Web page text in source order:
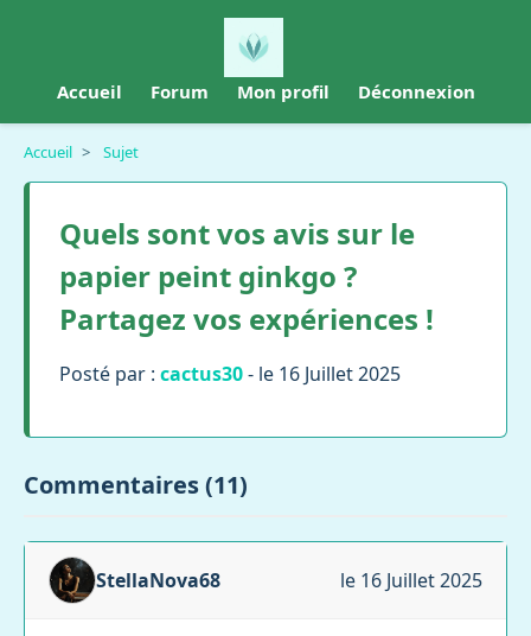
Accueil Forum Mon profil Déconnexion
Accueil > Sujet
Quels sont vos avis sur le
papier peint ginkgo ?
Partagez vos expériences !
Posté par : cactus30- le 16 Juillet 2025
Commentaires (11)
StellaNova68 le 16 Juillet 2025